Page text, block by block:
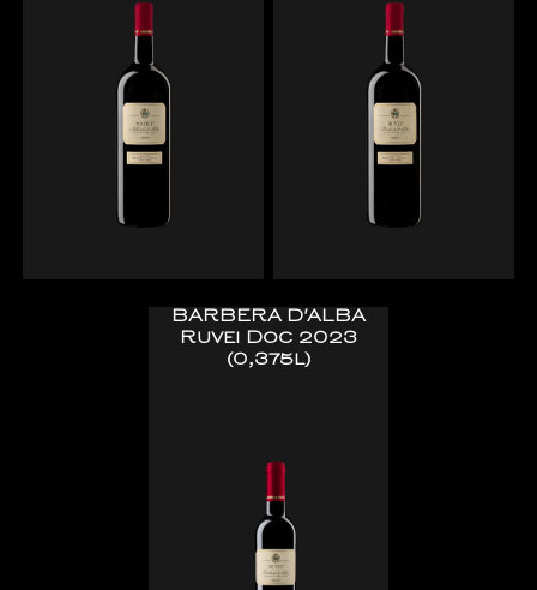
BARBERA D'ALBA
Ruvei Doc 2023
(0,375l)